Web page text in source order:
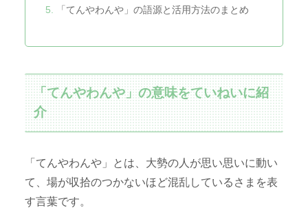
「てんやわんや」の語源と活用方法のまとめ
「てんやわんや」の意味をていねいに紹
介
「てんやわんや」とは、大勢の人が思い思いに動い
て、場が収拾のつかないほど混乱しているさまを表
す言葉です。